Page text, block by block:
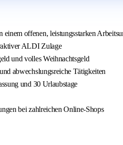
einem offenen, leistungsstarken
ALDI Zulage
und volles Weihnachtsgeld
abwechslungsreiche Tätigkeiten
und 30 Urlaubstage
bei zahlreichen Online-Shops